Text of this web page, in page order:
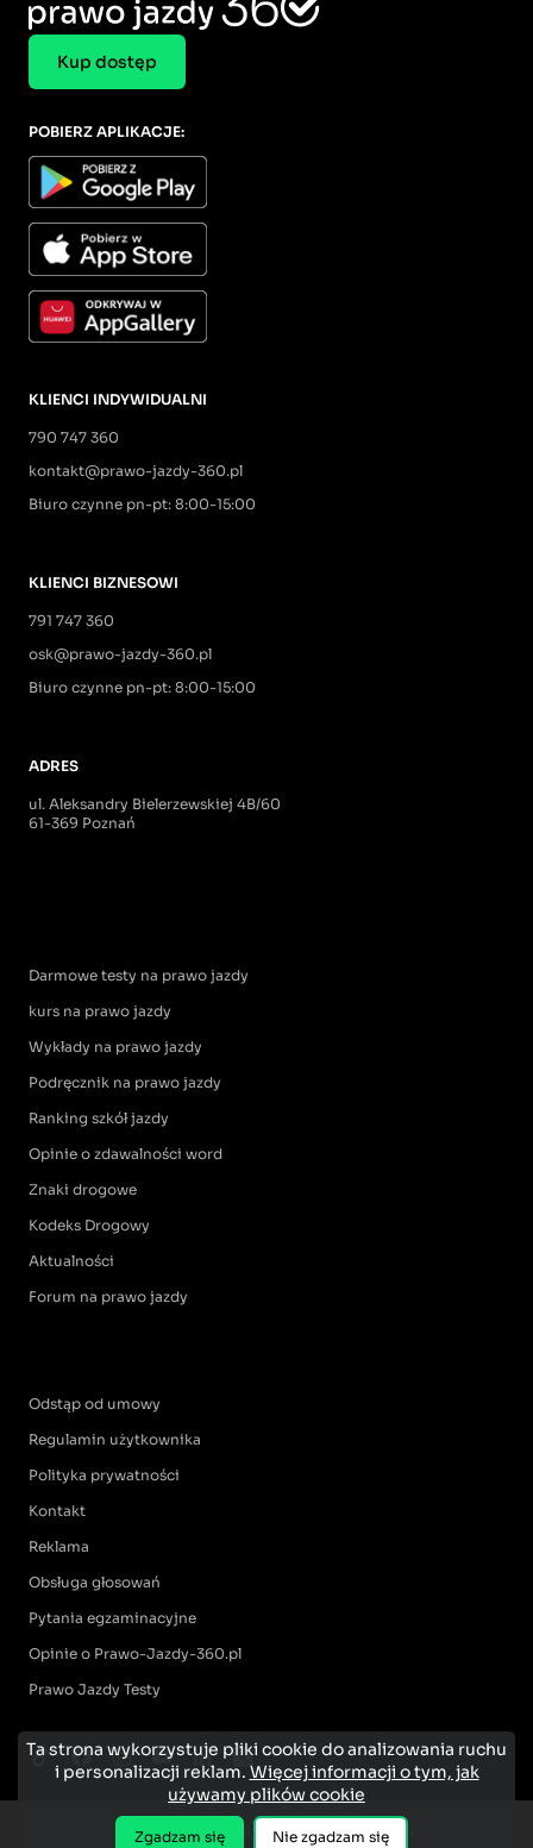
Kup dostęp
KLIENCI INDYWIDUALNI
790 747 360
kontakt@prawo-jazdy-360.pl
Biuro czynne pn-pt: 8:00-15:00
KLIENCI BIZNESOWI
791 747 360
osk@prawo-jazdy-360.pl
Biuro czynne pn-pt: 8:00-15:00
ADRES
ul. Aleksandry Bielerzewskiej 4B/60
61-369 Poznań
Darmowe testy na prawo jazdy
kurs na prawo jazdy
Wykłady na prawo jazdy
Podręcznik na prawo jazdy
Ranking szkół jazdy
Opinie o zdawalności word
Znaki drogowe
Kodeks Drogowy
Aktualności
Forum na prawo jazdy
Odstąp od umowy
Regulamin użytkownika
Polityka prywatności
Kontakt
Reklama
Obsługa głosowań
Pytania egzaminacyjne
Opinie o Prawo-Jazdy-360.pl
Prawo Jazdy Testy
POBIERZ APLIKACJE:
Ta strona wykorzystuje pliki cookie do analizowania ruchu
i personalizacji reklam. Więcej informacji o tym, jak
używamy plików cookie
Zgadzam się Nie zgadzam się